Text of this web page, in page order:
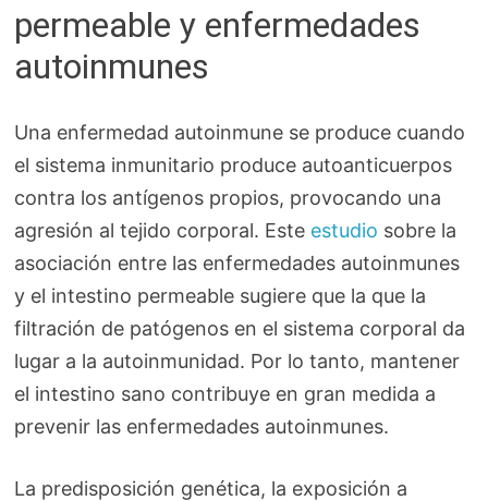
permeable y enfermedades
autoinmunes
Una enfermedad autoinmune se produce cuando
el sistema inmunitario produce autoanticuerpos
contra los antígenos propios, provocando una
agresión al tejido corporal. Este estudio sobre la
asociación entre las enfermedades autoinmunes
y el intestino permeable sugiere que la que la
filtración de patógenos en el sistema corporal da
lugar a la autoinmunidad. Por lo tanto, mantener
el intestino sano contribuye en gran medida a
prevenir las enfermedades autoinmunes.
La predisposición genética, la exposición a